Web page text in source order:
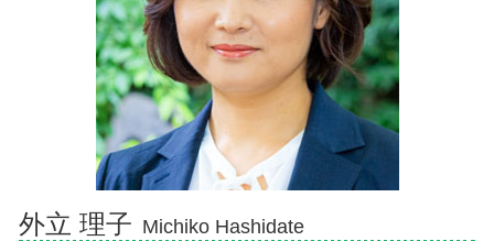
法定相続人
相続順位
債務整理 弁護士 富士市
相続 弁護士 御殿場市
債務整理 弁護士 伊豆市
相続 弁護士 伊豆市
相続 弁護士 熱海市
外立 理子 Michiko Hashidate